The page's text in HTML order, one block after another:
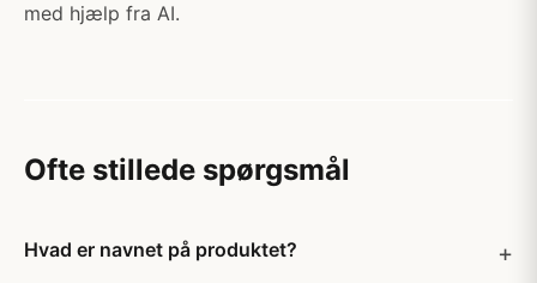
med hjælp fra AI.
Ofte stillede spørgsmål
Hvad er navnet på produktet?